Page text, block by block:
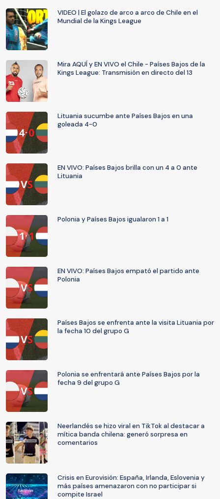
VIDEO | El golazo de arco a arco de Chile en el
Mundial de la Kings League
Mira AQUÍ y EN VIVO el Chile - Países Bajos de la
Kings League: Transmisión en directo del 13
Lituania sucumbe ante Países Bajos en una
goleada 4-0
EN VIVO: Países Bajos brilla con un 4 a 0 ante
Lituania
Polonia y Países Bajos igualaron 1 a 1
EN VIVO: Países Bajos empató el partido ante
Polonia
Países Bajos se enfrenta ante la visita Lituania por
la fecha 10 del grupo G
Polonia se enfrentará ante Países Bajos por la
fecha 9 del grupo G
Neerlandés se hizo viral en TikTok al destacar a
mítica banda chilena: generó sorpresa en
comentarios
Crisis en Eurovisión: España, Irlanda, Eslovenia y
más países amenazaron con no participar si
compite Israel